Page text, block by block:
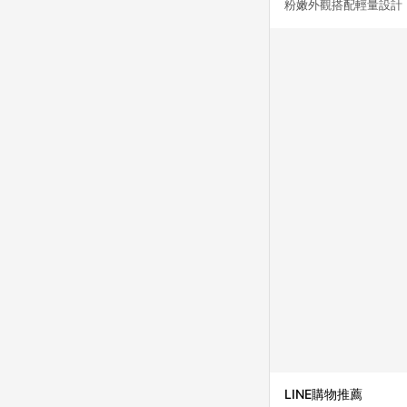
粉嫩外觀搭配輕量設計
LINE購物推薦